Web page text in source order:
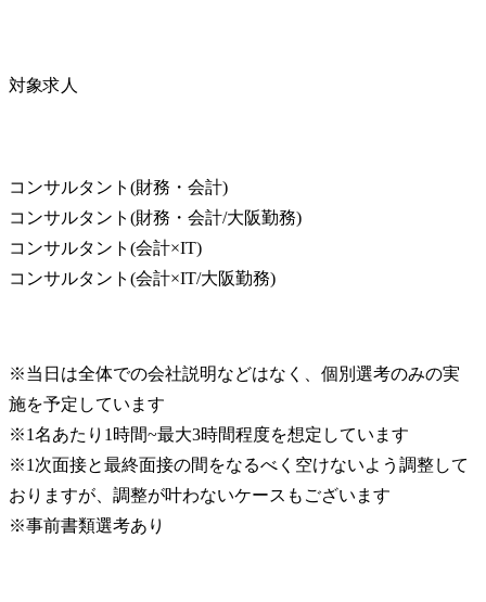
対象求人
コンサルタント(財務・会計)
コンサルタント(財務・会計/大阪勤務)
コンサルタント(会計×IT)
コンサルタント(会計×IT/大阪勤務)
※当日は全体での会社説明などはなく、個別選考のみの実
施を予定しています
※1名あたり1時間~最大3時間程度を想定しています
※1次面接と最終面接の間をなるべく空けないよう調整して
おりますが、調整が叶わないケースもございます
※事前書類選考あり